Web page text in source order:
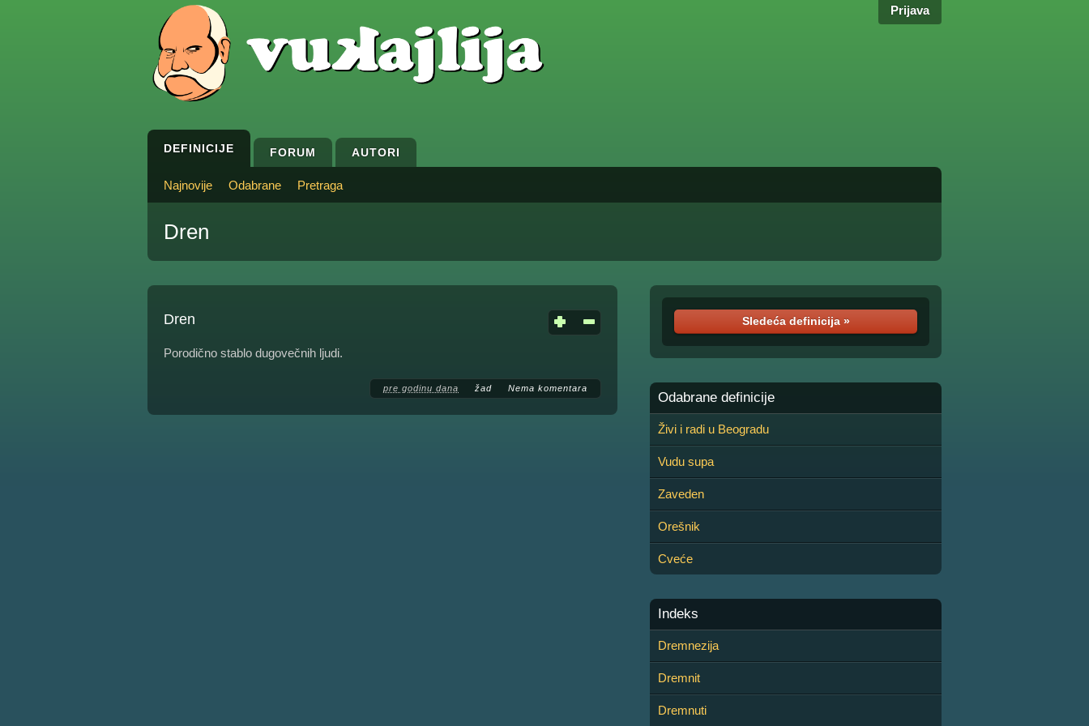
Prijava
DEFINICIJE FORUM AUTORI
Najnovije Odabrane Pretraga
Dren
Dren
Porodično stablo dugovečnih ljudi.
pre godinu dana žad Nema komentara
Sledeća definicija »
Odabrane definicije
Živi i radi u Beogradu
Vudu supa
Zaveden
Orešnik
Cveće
Indeks
Dremnezija
Dremnit
Dremnuti